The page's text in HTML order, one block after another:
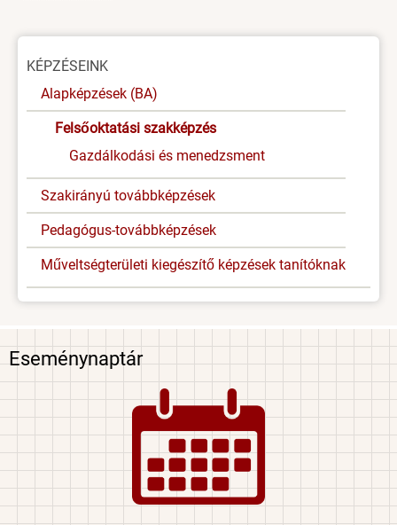
Oldal
KÉPZÉSEINK
Alapképzések (BA)
Felsőoktatási szakképzés
Gazdálkodási és menedzsment
Szakirányú továbbképzések
Pedagógus-továbbképzések
Műveltségterületi kiegészítő képzések tanítóknak
Eseménynaptár
Image